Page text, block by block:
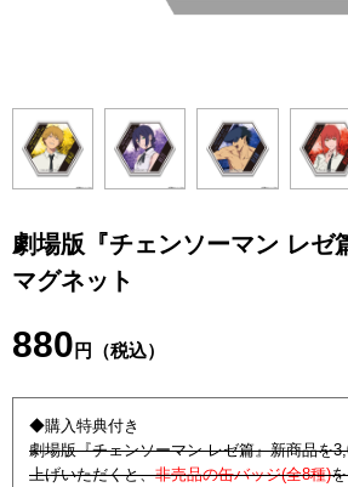
劇場版『チェンソーマン レゼ
マグネット
880 円（税込）
◆購入特典付き
劇場版『チェンソーマン レゼ篇』新商品を
上げいただくと、非売品の缶バッジ(全8種)